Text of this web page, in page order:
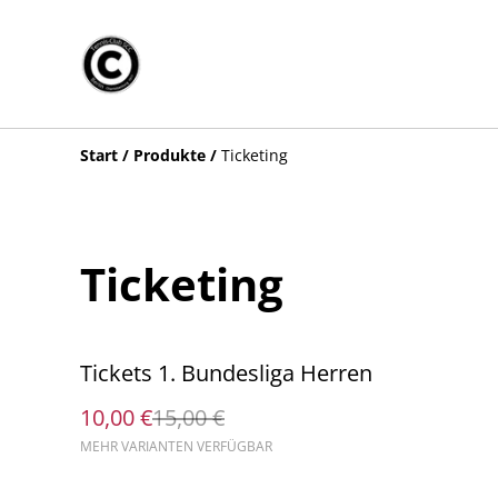
Start / Produkte / Ticketing
Ticketing
%
Tickets 1. Bundesliga Herren
10,00 €15,00 €
MEHR VARIANTEN VERFÜGBAR